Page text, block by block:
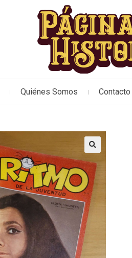
Quiénes Somos Contacto